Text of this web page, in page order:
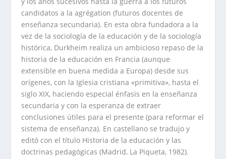
candidatos a la agrégation (futuros docentes de
enseñanza secundaria). En esta obra fundadora a la
vez de la sociología de la educación y de la sociología
histórica, Durkheim realiza un ambicioso repaso de la
historia de la educación en Francia (aunque
extensible en buena medida a Europa) desde sus
orígenes, con la Iglesia cristiana «primitiva», hasta el
siglo XIX, haciendo especial énfasis en la enseñanza
secundaria y con la esperanza de extraer
conclusiones útiles para el presente (para reformar el
sistema de enseñanza). En castellano se tradujo y
editó con el título Historia de la educación y las
doctrinas pedagógicas (Madrid, La Piqueta, 1982).